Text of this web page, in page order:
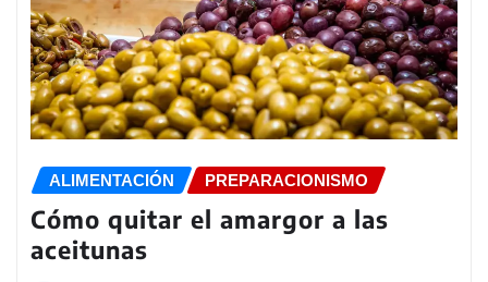
ALIMENTACIÓN PREPARACIONISMO
Cómo quitar el amargor a las
aceitunas